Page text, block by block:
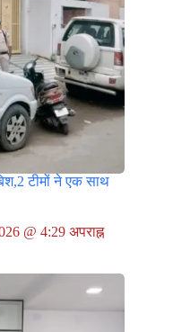
टीमों ने एक साथ
@ 4:29 अपराह्न